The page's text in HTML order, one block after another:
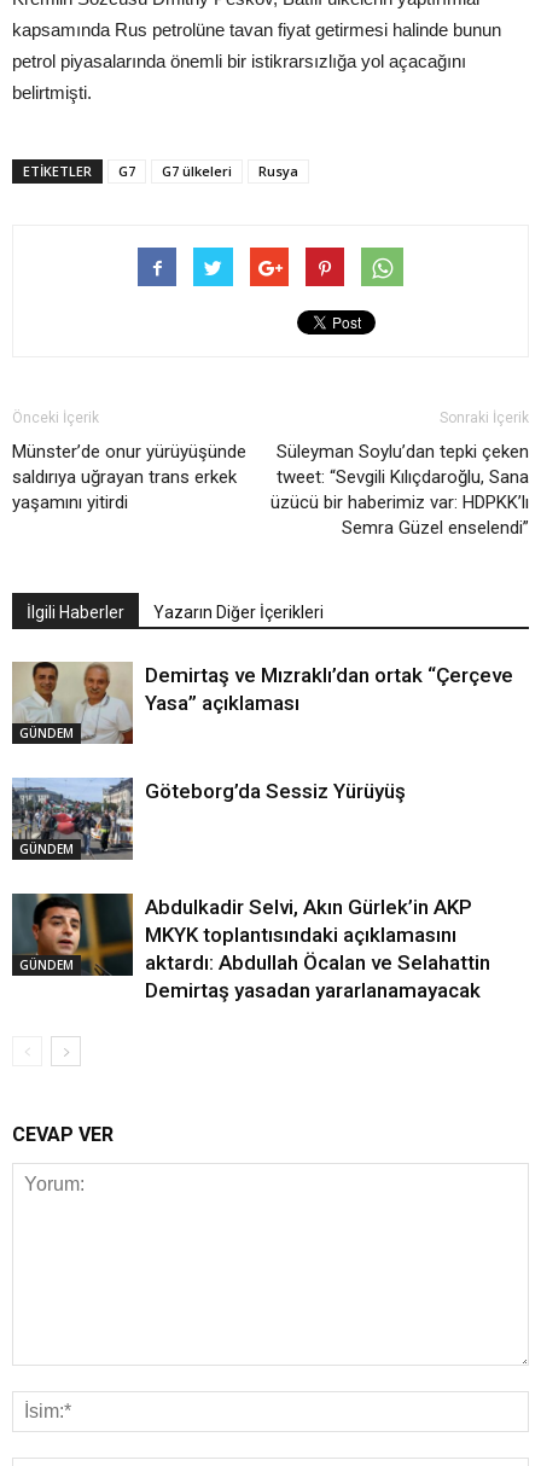
kapsamında Rus petrolüne tavan fiyat getirmesi halinde bunun
petrol piyasalarında önemli bir istikrarsızlığa yol açacağını
belirtmişti.
ETIKETLER G7 G7 ülkeleri Rusya
Önceki İçerik
Münster’de onur yürüyüşünde
saldırıya uğrayan trans erkek
yaşamını yitirdi
Sonraki İçerik
Süleyman Soylu’dan tepki çeken
tweet: “Sevgili Kılıçdaroğlu, Sana
üzücü bir haberimiz var: HDPKK’lı
Semra Güzel enselendi”
İlgili Haberler Yazarın Diğer İçerikleri
GÜNDEM
Demirtaş ve Mızraklı’dan ortak “Çerçeve
Yasa” açıklaması
GÜNDEM
Göteborg’da Sessiz Yürüyüş
GÜNDEM
Abdulkadir Selvi, Akın Gürlek’in AKP
MKYK toplantısındaki açıklamasını
aktardı: Abdullah Öcalan ve Selahattin
Demirtaş yasadan yararlanamayacak
CEVAP VER